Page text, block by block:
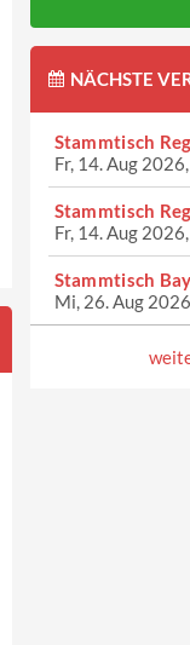
NÄCHSTE
Stammtisch
Fr, 14. Aug
Stammtisch
Fr, 14. Aug
Stammtisch
Mi, 26. Aug